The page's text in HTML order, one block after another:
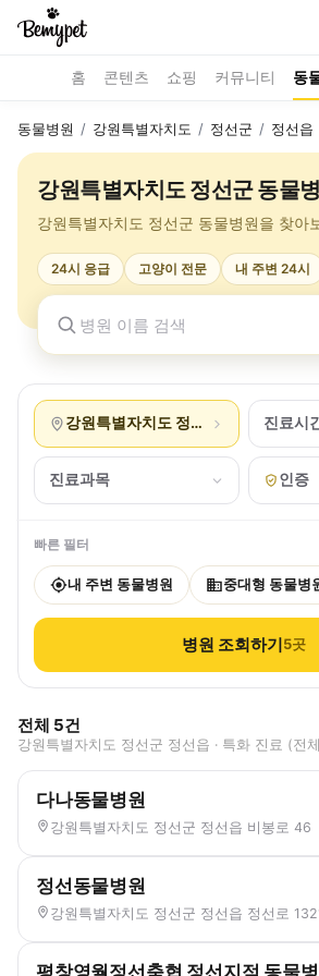
홈 콘텐츠 쇼핑 커뮤니티 동
동물병원 / 강원특별자치도 / 정선군 / 정선읍
강원특별자치도 정선군 동물
강원특별자치도 정선군 동물병원을 찾아
24시 응급 고양이 전문 내 주변 24시
강원특별자치도 정선군 정선읍진료시
진료과목 인증
빠른 필터
내 주변 동물병원 중대형 동물병
병원 조회하기5곳
전체 5건
강원특별자치도 정선군 정선읍 · 특화 진료 (전
다나동물병원
강원특별자치도 정선군 정선읍 비봉로 46
정선동물병원
강원특별자치도 정선군 정선읍 정선로
평창영월정선축협 정선지점 동물